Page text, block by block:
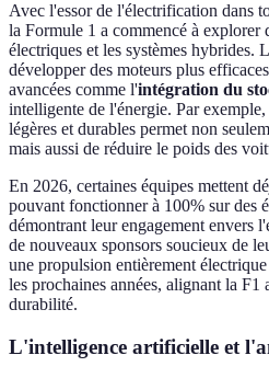
Avec l'essor de l'électrification dans
la Formule 1 a commencé à explorer
électriques et les systèmes hybrides.
développer des moteurs plus
avancées comme l'intégration du
intelligente de l'énergie. Par
légères et durables permet non
mais aussi de réduire le poids des
En 2026, certaines équipes mettent
pouvant fonctionner à 100% sur des
démontrant leur engagement envers
de nouveaux sponsors soucieux de
une propulsion entièrement
les prochaines années, alignant la F1
durabilité.
L'intelligence artificielle et